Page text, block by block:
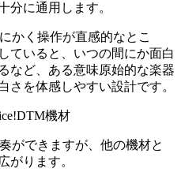
分に通用します。
かく操作が直感的なとこ
ていると、いつの間にか面白
など、ある意味原始的な楽器
さを体感しやすい設計です。
機材
ができますが、他の機材と
がります。